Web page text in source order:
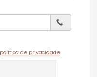
política de privacidade